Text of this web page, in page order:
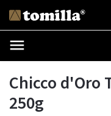
Chicco d'Oro
250g